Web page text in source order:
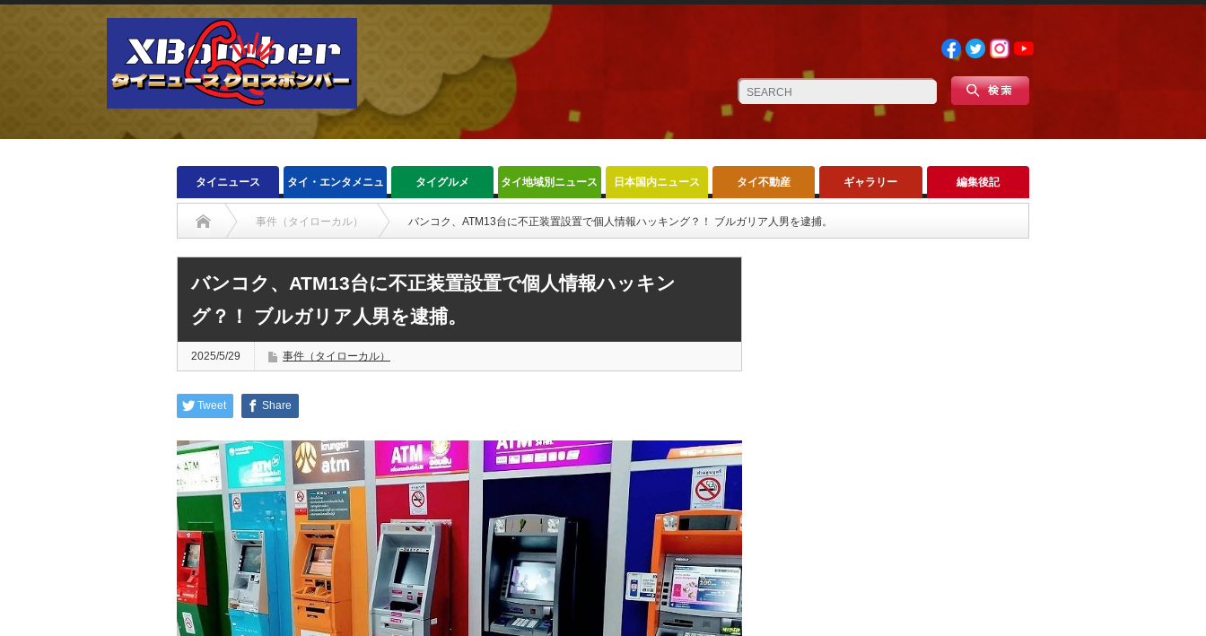
タイニュース タイ・エンタメニュ
ース
タイグルメ タイ地域別ニュース 日本国内ニュース タイ不動産 ギャラリー 編集後記
事件（タイローカル） バンコク、ATM13台に不正装置設置で個人情報ハッキング？！ ブルガリア人男を逮捕。
バンコク、ATM13台に不正装置設置で個人情報ハッキン
グ？！ ブルガリア人男を逮捕。
2025/5/29 事件（タイローカル）
Tweet Share